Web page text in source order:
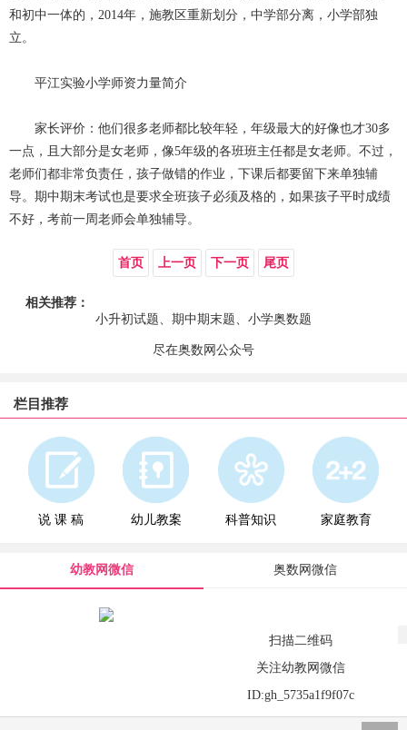
和初中一体的，2014年，施教区重新划分，中学部分离，小学部独
立。
平江实验小学师资力量简介
家长评价：他们很多老师都比较年轻，年级最大的好像也才30多
一点，且大部分是女老师，像5年级的各班班主任都是女老师。不过，
老师们都非常负责任，孩子做错的作业，下课后都要留下来单独辅
导。期中期末考试也是要求全班孩子必须及格的，如果孩子平时成绩
不好，考前一周老师会单独辅导。
首页 上一页 下一页 尾页
相关推荐：
小升初试题、期中期末题、小学奥数题
尽在奥数网公众号
栏目推荐
说 课 稿 幼儿教案 科普知识 家庭教育
幼教网微信 奥数网微信
扫描二维码
关注幼教网微信
ID:gh_5735a1f9f07c